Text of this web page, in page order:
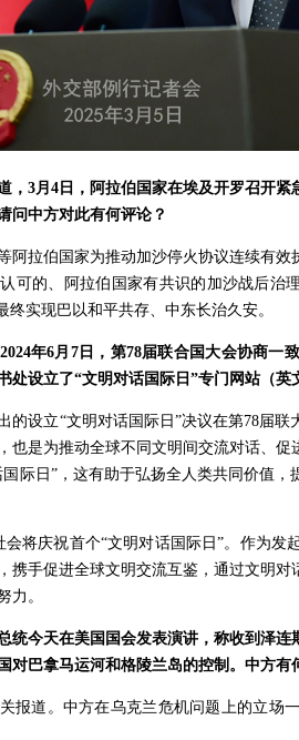
，3月4日，阿拉伯国家在埃及开罗召开
问中方对此有何评论？
阿拉伯国家为推动加沙停火协议连续有
可的、阿拉伯国家有共识的加沙战后治
终实现巴以和平共存、中东长治久安。
年6月7日，第78届联合国大会协商
处设立了“文明对话国际日”专门网站（
的设立“文明对话国际日”决议在第78届
也是为推动全球不同文明间交流对话、
际日”，这有助于弘扬全人类共同价值
会将庆祝首个“文明对话国际日”。作为
携手促进全球文明交流互鉴，通过文明
力。
统今天在美国国会发表演讲，称收到泽
对巴拿马运河和格陵兰岛的控制。中方有
报道。中方在乌克兰危机问题上的立场